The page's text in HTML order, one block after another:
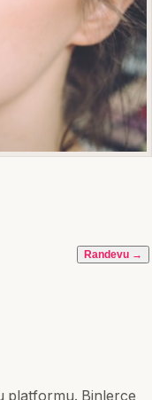
Randevu →
platformu. Binlerce